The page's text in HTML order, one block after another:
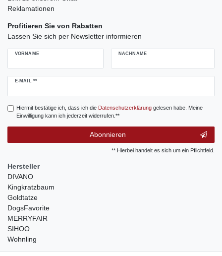
Reklamationen
Profitieren Sie von Rabatten
Lassen Sie sich per Newsletter informieren
VORNAME NACHNAME
E-MAIL **
Newsletter
Hiermit bestätige ich, dass ich die Daten­schutz­erklärunggelesen habe. Meine
Einwilligung kann ich jederzeit widerrufen.**
Abonnieren
** Hierbei handelt es sich um ein Pflichtfeld.
Hersteller
DIVANO
Kingkratzbaum
Goldtatze
DogsFavorite
MERRYFAIR
SIHOO
Wohnling